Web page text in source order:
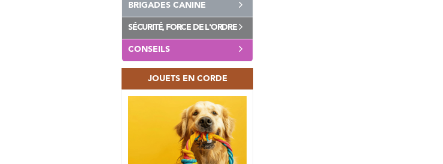
BRIGADES CANINE
SÉCURITÉ, FORCE DE L'ORDRE
CONSEILS
JOUETS EN CORDE